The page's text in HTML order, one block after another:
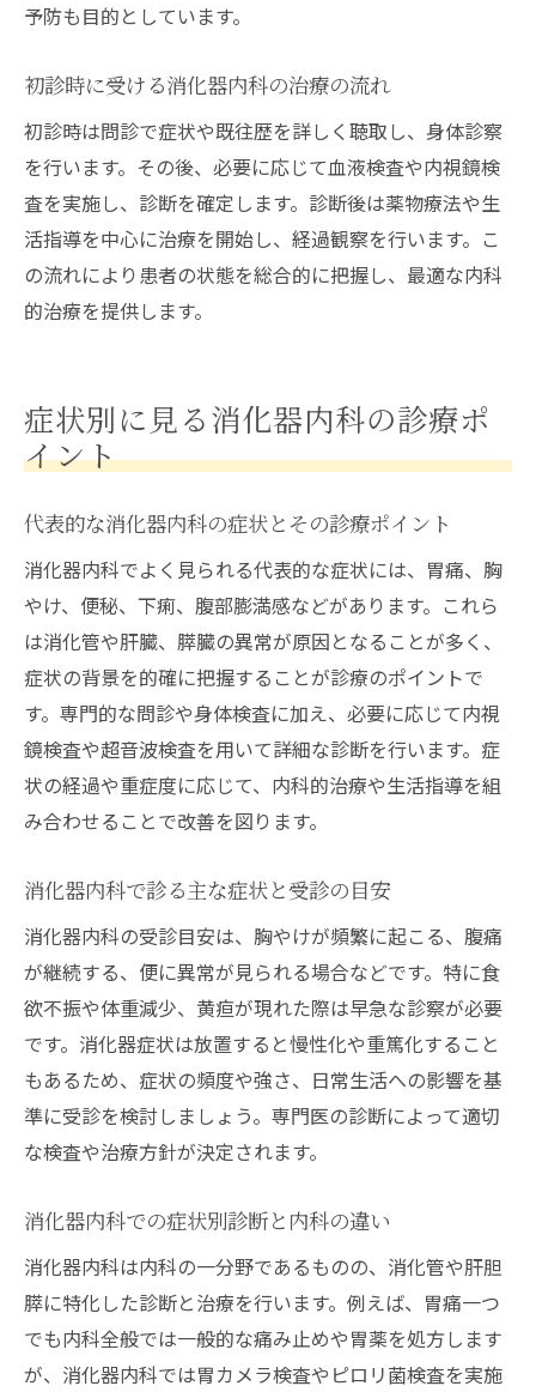
内科と消化器内科の診る疾患の違いを解説
内視鏡検査など専門的治療の流れを紹介
消化器内科で受けられる内視鏡検査の流れ
消化器内科の専門的治療と内科との違い
消化器内科で行う検査と治療の選択基準
消化器内科の内視鏡検査前の注意点
消化器内科で安心して受ける検査・治療法
消化器内科での早期発見のための診断ポイ
ント
消化器内科受診で早期発見に繋がる症状の
解説
消化器内科とがん検診の連携による予防策
消化器内科を活用した疾患ランキングと対
策
早期発見のための消化器内科受診タイミン
グ
適切な診療科選びに役立つ消化器内科の知識
消
消化器内科と内科の選び方とポイント
消化器内科で受ける検査や治療の基礎知識
消化器内科受診時の注意点やチェックリス
ト
消化器内科を選ぶべき症状や疾患の特徴
消化器内科の知識を活かした受診のコツ
予防も目的としています。
初診時に受ける消化器内科の治療の流れ
初診時は問診で症状や既往歴を詳しく聴取し、身体診察
を行います。その後、必要に応じて血液検査や内視鏡検
査を実施し、診断を確定します。診断後は薬物療法や生
活指導を中心に治療を開始し、経過観察を行います。こ
の流れにより患者の状態を総合的に把握し、最適な内科
的治療を提供します。
症状別に見る消化器内科の診療ポ
イント
代表的な消化器内科の症状とその診療ポイント
消化器内科でよく見られる代表的な症状には、胃痛、胸
やけ、便秘、下痢、腹部膨満感などがあります。これら
は消化管や肝臓、膵臓の異常が原因となることが多く、
症状の背景を的確に把握することが診療のポイントで
す。専門的な問診や身体検査に加え、必要に応じて内視
鏡検査や超音波検査を用いて詳細な診断を行います。症
状の経過や重症度に応じて、内科的治療や生活指導を組
み合わせることで改善を図ります。
消化器内科で診る主な症状と受診の目安
消化器内科の受診目安は、胸やけが頻繁に起こる、腹痛
が継続する、便に異常が見られる場合などです。特に食
欲不振や体重減少、黄疸が現れた際は早急な診察が必要
です。消化器症状は放置すると慢性化や重篤化すること
もあるため、症状の頻度や強さ、日常生活への影響を基
準に受診を検討しましょう。専門医の診断によって適切
な検査や治療方針が決定されます。
消化器内科での症状別診断と内科の違い
消化器内科は内科の一分野であるものの、消化管や肝胆
膵に特化した診断と治療を行います。例えば、胃痛一つ
でも内科全般では一般的な痛み止めや胃薬を処方します
が、消化器内科では胃カメラ検査やピロリ菌検査を実施